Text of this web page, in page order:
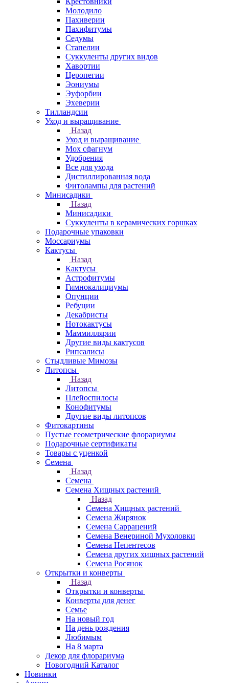
Молодило
Пахиверии
Пахифитумы
Седумы
Стапелии
Суккуленты других видов
Хавортии
Церопегии
Эониумы
Эуфорбии
Эхеверии
Тилландсии
Уход и выращивание
Назад
Уход и выращивание
Мох сфагнум
Удобрения
Все для ухода
Дистиллированная вода
Фитолампы для растений
Минисадики
Назад
Минисадики
Суккуленты в керамических горшках
Подарочные упаковки
Моссариумы
Кактусы
Назад
Кактусы
Астрофитумы
Гимнокалициумы
Опунции
Ребуции
Декабристы
Нотокактусы
Маммиллярии
Другие виды кактусов
Рипсалисы
Стыдливые Мимозы
Литопсы
Назад
Литопсы
Плейоспилосы
Конофитумы
Другие виды литопсов
Фитокартины
Пустые геометрические флорариумы
Подарочные сертификаты
Товары с уценкой
Семена
Назад
Семена
Семена Хищных растений
Назад
Семена Хищных растений
Семена Жирянок
Семена Саррацений
Семена Венериной Мухоловки
Семена Непентесов
Семена других хищных растений
Семена Росянок
Открытки и конверты
Назад
Открытки и конверты
Конверты для денег
Семье
На новый год
На день рождения
Любимым
На 8 марта
Декор для флорариума
Новогодний Каталог
Новинки